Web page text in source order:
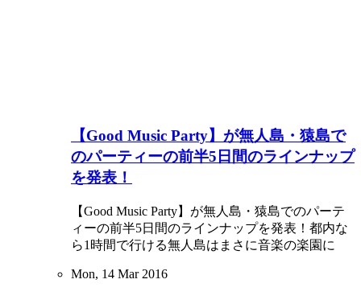
【Good Music Party】が無人島・猿島で
のパーティーの前半5日間のラインナップ
を発表！
【Good Music Party】が無人島・猿島でのパーテ
ィーの前半5日間のラインナップを発表！都内な
ら1時間で行ける無人島はまさに音楽の楽園に
Mon, 14 Mar 2016